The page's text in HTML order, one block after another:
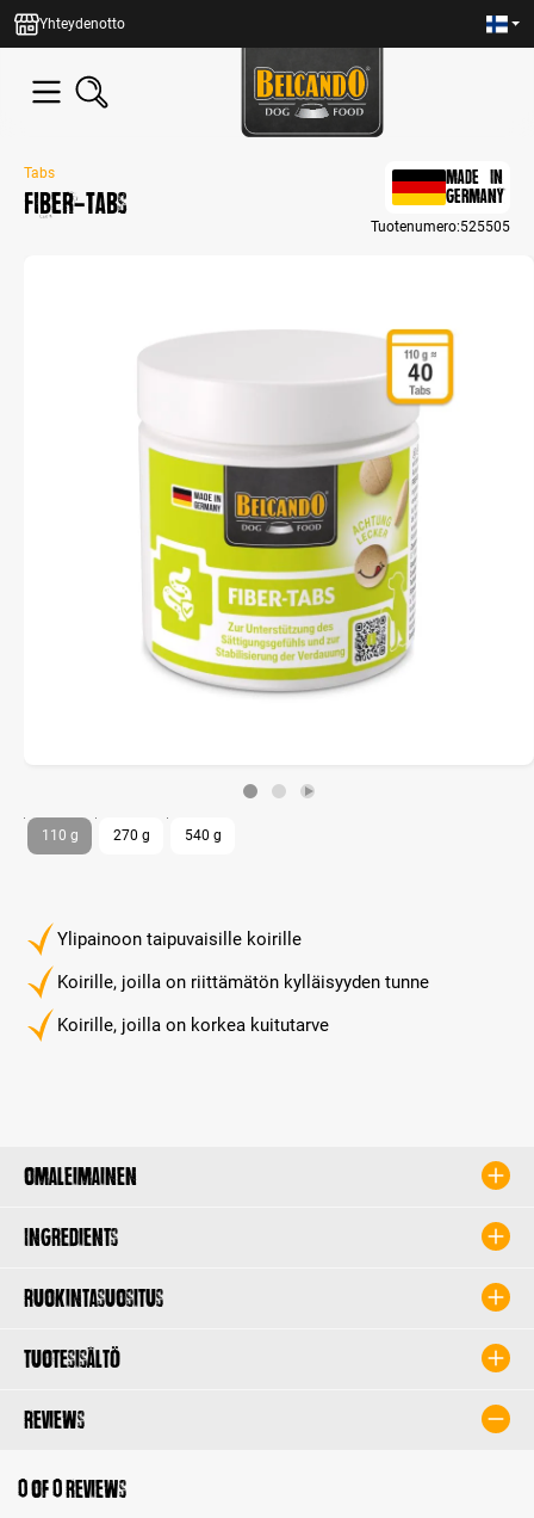
content
Yhteydenotto
Tabs
FIBER-Tabs
MADE IN
GERMANY
Tuotenumero:525505
Ylipainoon taipuvaisille koirille
Koirille, joilla on riittämätön kylläisyyden tunne
Koirille, joilla on korkea kuitutarve
110 g 270 g 540 g
Omaleimainen
Ingredients
Ruokintasuositus
Tuotesisältö
Reviews
0 of 0 reviews